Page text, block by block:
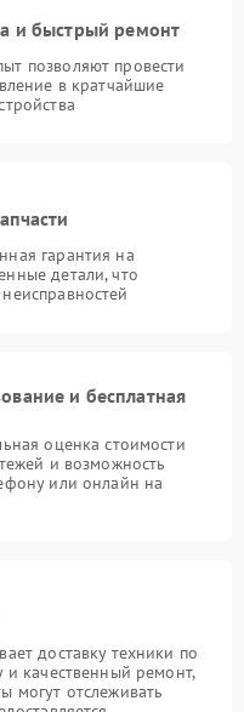
и быстрый ремонт
позволяют провести
в кратчайшие
гарантия на
детали, что
и бесплатная
оценка стоимости
и возможность
или онлайн на
доставку техники по
и качественный ремонт,
могут отслеживать